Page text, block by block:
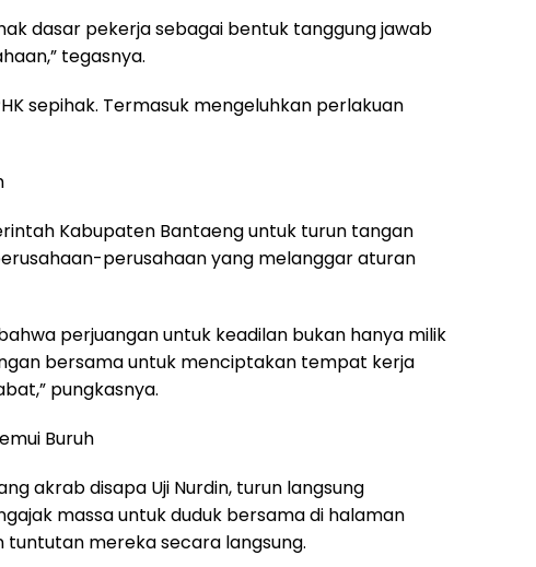
dasar pekerja sebagai bentuk tanggung jawab
tegasnya.
sepihak. Termasuk mengeluhkan perlakuan
Kabupaten Bantaeng untuk turun tangan
perusahaan yang melanggar aturan
perjuangan untuk keadilan bukan hanya milik
bersama untuk menciptakan tempat kerja
pungkasnya.
Buruh
akrab disapa Uji Nurdin, turun langsung
massa untuk duduk bersama di halaman
mereka secara langsung.